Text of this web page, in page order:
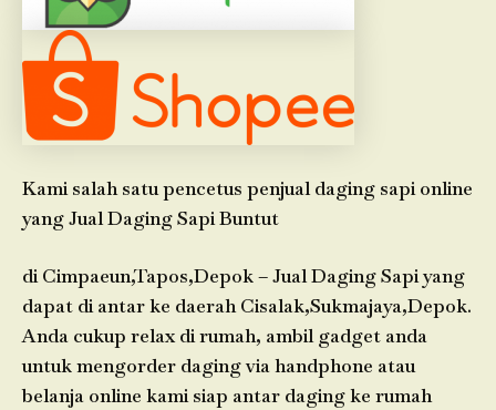
Kami salah satu pencetus penjual daging sapi online
yang Jual Daging Sapi Buntut
di Cimpaeun,Tapos,Depok – Jual Daging Sapi yang
dapat di antar ke daerah Cisalak,Sukmajaya,Depok.
Anda cukup relax di rumah, ambil gadget anda
untuk mengorder daging via handphone atau
belanja online kami siap antar daging ke rumah